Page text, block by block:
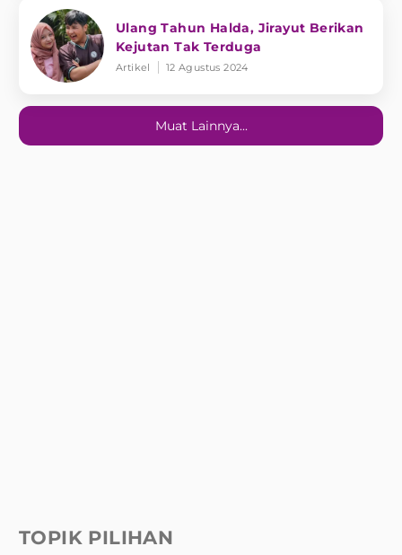
Ulang Tahun Halda, Jirayut Berikan
Kejutan Tak Terduga
Artikel 12 Agustus 2024
Muat Lainnya...
TOPIK PILIHAN